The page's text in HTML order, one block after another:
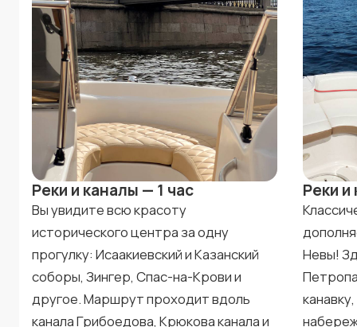
Реки и каналы — 1 час
Вы увидите всю красоту
исторического центра за одну
прогулку: Исаакиевский и Казанский
соборы, Зингер, Спас-на-Крови и
другое. Маршрут проходит вдоль
канала Грибоедова, Крюкова канала и
Реки и
Невы!